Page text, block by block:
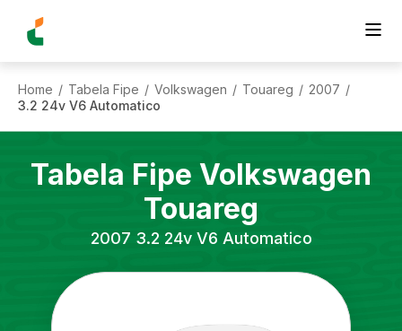
Home / Tabela Fipe / Volkswagen / Touareg / 2007 /
3.2 24v V6 Automatico
Tabela Fipe Volkswagen
Touareg
2007 3.2 24v V6 Automatico